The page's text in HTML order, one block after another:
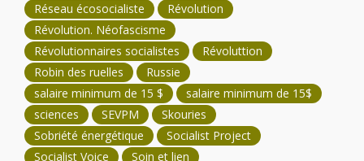
Réseau écosocialiste
Révolution
Révolution. Néofascisme
Révolutionnaires socialistes
Révoluttion
Robin des ruelles
Russie
salaire minimum de 15 $
salaire minimum de 15$
sciences
SEVPM
Skouries
Sobriété énergétique
Socialist Project
Socialist Voice
Soin et lien